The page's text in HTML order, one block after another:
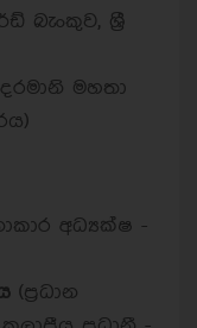
බැංකුව, ශ්‍රී
මහතා
අධ්‍යක්ෂ -
(ප්‍රධාන